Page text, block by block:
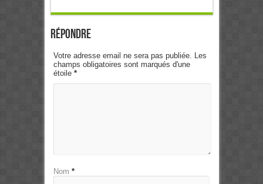
Répondre
Votre adresse email ne sera pas publiée. Les
champs obligatoires sont marqués d'une
étoile *
Nom *